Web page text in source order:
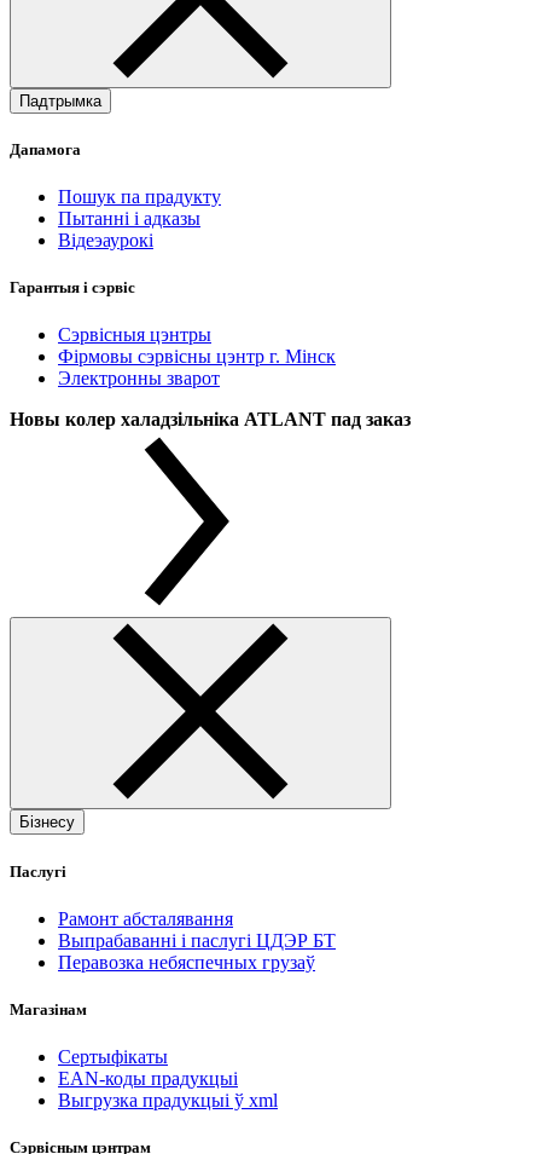
Падтрымка
Дапамога
Пошук па прадукту
Пытанні і адказы
Відеэаурокі
Гарантыя і сэрвіс
Сэрвісныя цэнтры
Фірмовы сэрвісны цэнтр г. Мінск
Электронны зварот
Новы колер халадзільніка ATLANT пад заказ
Бізнесу
Паслугі
Рамонт абсталявання
Выпрабаванні і паслугі ЦДЭР БТ
Перавозка небяспечных грузаў
Магазінам
Сертыфікаты
EAN-коды прадукцыі
Выгрузка прадукцыі ў xml
Сэрвісным цэнтрам